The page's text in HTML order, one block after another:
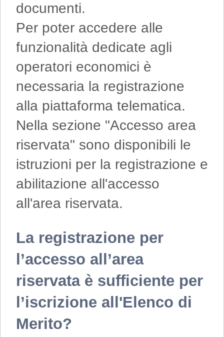
documenti.
Per poter accedere alle
funzionalità dedicate agli
operatori economici è
necessaria la registrazione
alla piattaforma telematica.
Nella sezione "Accesso area
riservata" sono disponibili le
istruzioni per la registrazione e
abilitazione all'accesso
all'area riservata.
La registrazione per
l’accesso all’area
riservata è sufficiente per
l’iscrizione all'Elenco di
Merito?